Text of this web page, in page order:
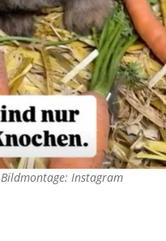
Bildmontage: Instagram